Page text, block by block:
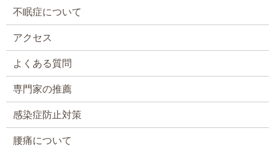
不眠症について
アクセス
よくある質問
専門家の推薦
感染症防止対策
腰痛について